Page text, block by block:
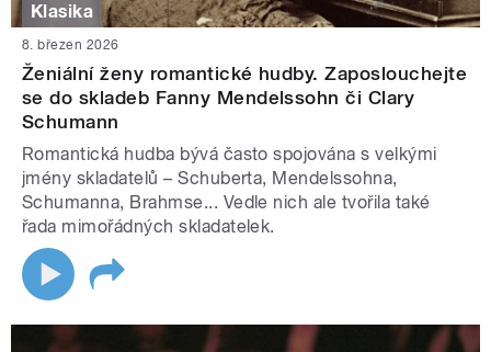
Klasika
8. březen 2026
Ženiální ženy romantické hudby. Zaposlouchejte
se do skladeb Fanny Mendelssohn či Clary
Schumann
Romantická hudba bývá často spojována s velkými
jmény skladatelů – Schuberta, Mendelssohna,
Schumanna, Brahmse... Vedle nich ale tvořila také
řada mimořádných skladatelek.